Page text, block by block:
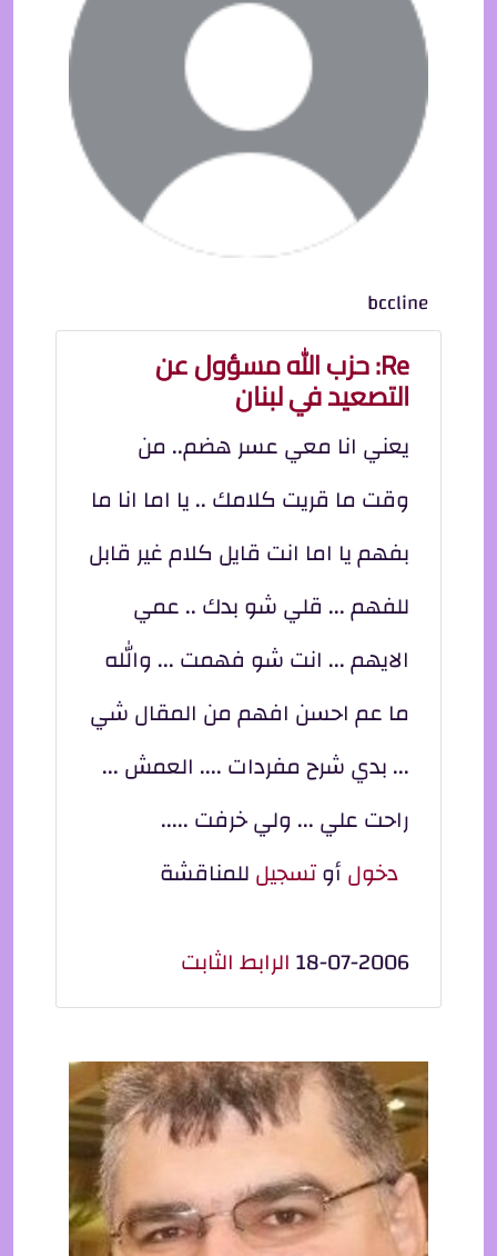
bccline
Re: حزب الله مسؤول عن
التصعيد في لبنان
يعني انا معي عسر هضم.. من
وقت ما قريت كلامك .. يا اما انا ما
بفهم يا اما انت قايل كلام غير قابل
للفهم ... قلي شو بدك .. عمي
الايهم ... انت شو فهمت ... والله
ما عم احسن افهم من المقال شي
... بدي شرح مفردات .... العمش ...
راحت علي ... ولي خرفت .....
دخولأوتسجيلللمناقشة
18-07-2006الرابط الثابت